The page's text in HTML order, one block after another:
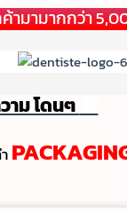
มามากกว่า
าม โดนๆ